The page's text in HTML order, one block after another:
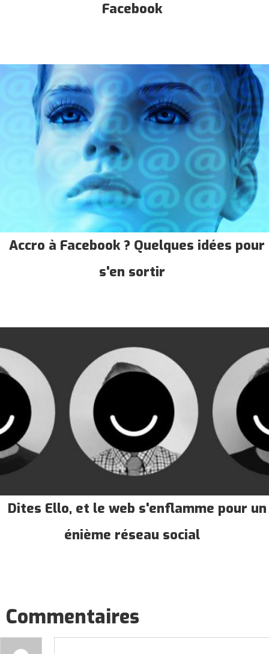
Facebook
Accro à Facebook ? Quelques idées pour
s'en sortir
Dites Ello, et le web s'enflamme pour un
énième réseau social
Commentaires